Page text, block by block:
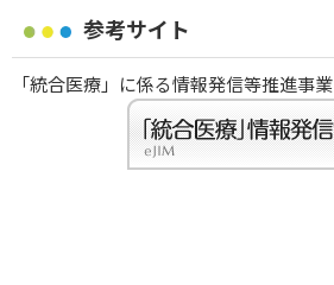
参考サイト
「統合医療」に係る情報発信等推進事業